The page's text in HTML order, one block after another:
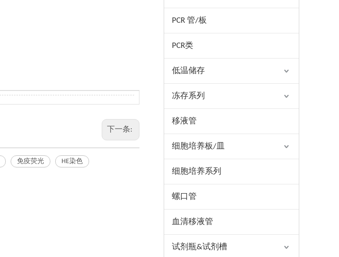
下一条:
免疫荧光 HE染色
PCR 管/板
PCR类
低温储存
冻存系列
移液管
细胞培养板/皿
细胞培养系列
螺口管
血清移液管
试剂瓶&试剂槽